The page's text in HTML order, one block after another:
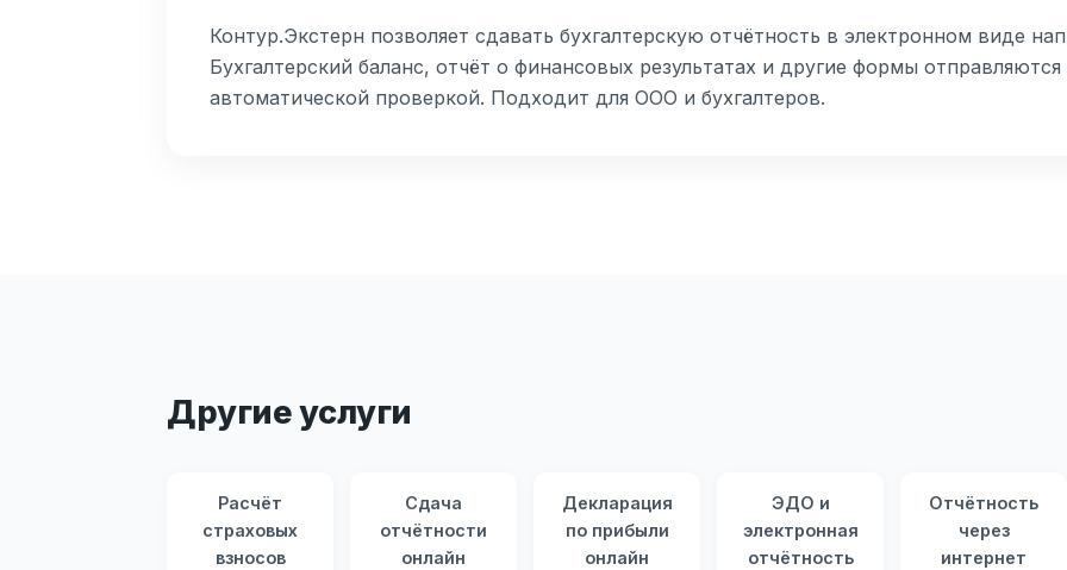
Контур.Экстерн позволяет сдавать бухгалтерскую отчётность в электронном виде
Бухгалтерский баланс, отчёт о финансовых результатах и другие формы отправляются
автоматической проверкой. Подходит для ООО и бухгалтеров.
Другие услуги
Расчёт
страховых
взносов
Сдача
отчётности
онлайн
Декларация
по прибыли
онлайн
ЭДО и
электронная
отчётность
Отчётность
через
интернет